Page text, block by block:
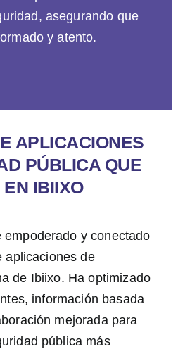
asegurando que
y atento.
APLICACIONES
PÚBLICA QUE
IBIIXO
empoderado y conectado
aplicaciones de
de Ibiixo. Ha optimizado
información basada
mejorada para
pública más